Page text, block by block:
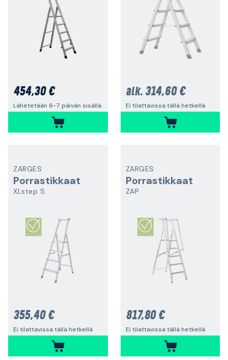
454,30 €
Lähetetään 6-7 päivän sisällä
alk. 314,60 €
Ei tilattavissa tällä hetkellä
ZARGES
Porrastikkaat
XLstep S
355,40 €
Ei tilattavissa tällä hetkellä
ZARGES
Porrastikkaat
ZAP
817,80 €
Ei tilattavissa tällä hetkellä